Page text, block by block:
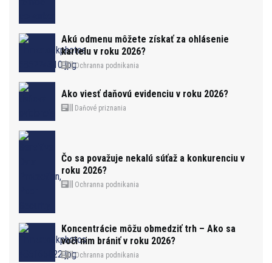
Akú odmenu môžete získať za ohlásenie
kartelu v roku 2026?
Ochranna podnikania
Ako viesť daňovú evidenciu v roku 2026?
Daňové priznania
Čo sa považuje nekalú súťaž a konkurenciu v
roku 2026?
Ochranna podnikania
Koncentrácie môžu obmedziť trh – Ako sa
voči nim brániť v roku 2026?
Ochranna podnikania